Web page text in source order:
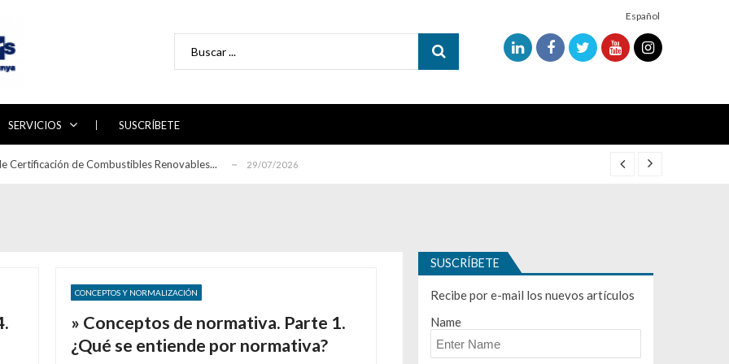
Español
SERVICIOS SUSCRÍBETE
Certificación de Combustibles Renovables... 29/07/2026
Certificación de Combustibles Renovables...
directrices para la auditoría de sistemas ...
CONCEPTOS Y NORMALIZACIÓN
» Conceptos de normativa. Parte 1.
¿Qué se entiende por normativa?
SUSCRÍBETE
Recibe por e-mail los nuevos artículos
Name